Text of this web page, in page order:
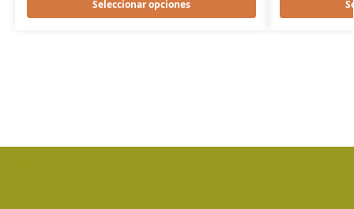
Seleccionar opciones